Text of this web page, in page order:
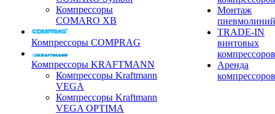
Компрессоры
COMARO XB
Компрессоры COMPRAG
Компрессоры KRAFTMANN
Компрессоры Kraftmann
VEGA
Компрессоры Kraftmann
VEGA OPTIMA
Монтаж
пневмолиний
TRADE-IN
винтовых
компрессоров
Аренда
компрессоров